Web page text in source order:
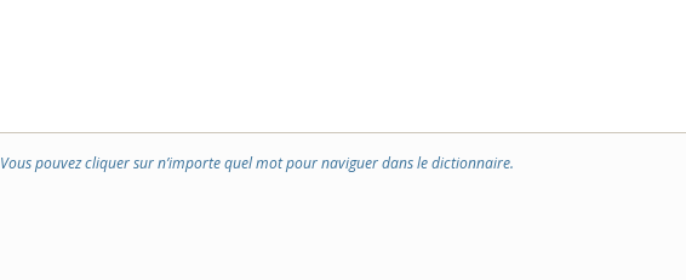
Vous pouvez cliquer sur n’importe quel mot pour naviguer dans le dictionnaire.